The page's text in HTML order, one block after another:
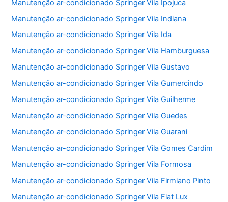
Manutenção ar-condicionado Springer Vila Ipojuca
Manutenção ar-condicionado Springer Vila Indiana
Manutenção ar-condicionado Springer Vila Ida
Manutenção ar-condicionado Springer Vila Hamburguesa
Manutenção ar-condicionado Springer Vila Gustavo
Manutenção ar-condicionado Springer Vila Gumercindo
Manutenção ar-condicionado Springer Vila Guilherme
Manutenção ar-condicionado Springer Vila Guedes
Manutenção ar-condicionado Springer Vila Guarani
Manutenção ar-condicionado Springer Vila Gomes Cardim
Manutenção ar-condicionado Springer Vila Formosa
Manutenção ar-condicionado Springer Vila Firmiano Pinto
Manutenção ar-condicionado Springer Vila Fiat Lux